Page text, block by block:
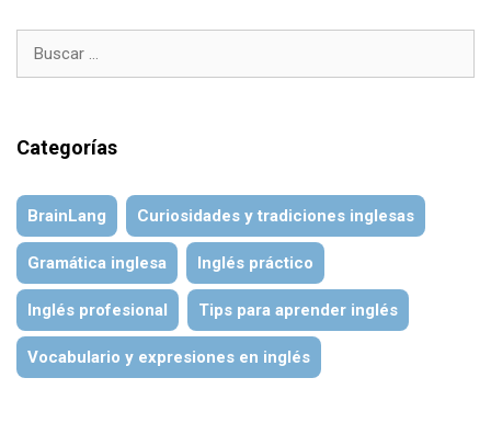
Categorías
BrainLang Curiosidades y tradiciones inglesas
Gramática inglesa Inglés práctico
Inglés profesional Tips para aprender inglés
Vocabulario y expresiones en inglés